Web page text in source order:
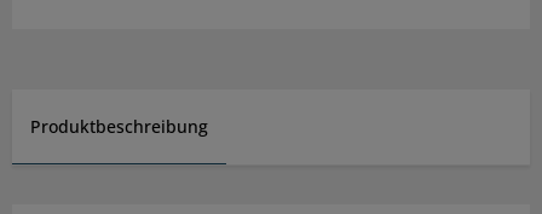
Produktbeschreibung